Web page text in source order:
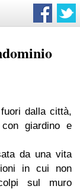
dalla città,
giardino e
da una vita
in cui non
sul muro